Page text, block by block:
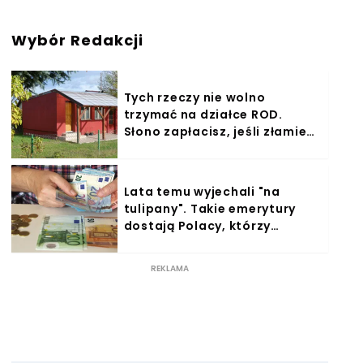
Wybór Redakcji
Tych rzeczy nie wolno
trzymać na działce ROD.
Słono zapłacisz, jeśli złamiesz
Lata temu wyjechali "na
tulipany". Takie emerytury
dostają Polacy, którzy